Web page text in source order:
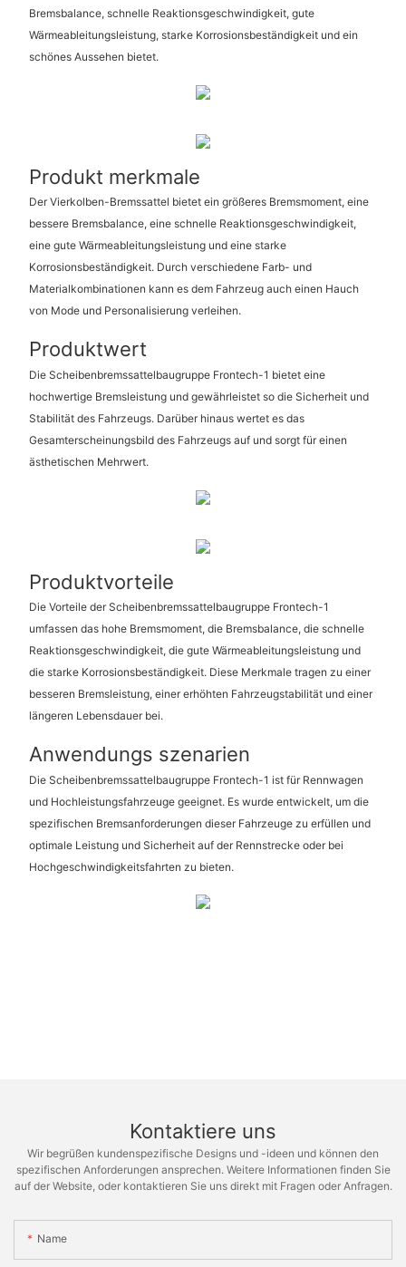
Bremsbalance, schnelle Reaktionsgeschwindigkeit, gute
Wärmeableitungsleistung, starke Korrosionsbeständigkeit und ein
schönes Aussehen bietet.
Produkt merkmale
Der Vierkolben-Bremssattel bietet ein größeres Bremsmoment, eine
bessere Bremsbalance, eine schnelle Reaktionsgeschwindigkeit,
eine gute Wärmeableitungsleistung und eine starke
Korrosionsbeständigkeit. Durch verschiedene Farb- und
Materialkombinationen kann es dem Fahrzeug auch einen Hauch
von Mode und Personalisierung verleihen.
Produktwert
Die Scheibenbremssattelbaugruppe Frontech-1 bietet eine
hochwertige Bremsleistung und gewährleistet so die Sicherheit und
Stabilität des Fahrzeugs. Darüber hinaus wertet es das
Gesamterscheinungsbild des Fahrzeugs auf und sorgt für einen
ästhetischen Mehrwert.
Produktvorteile
Die Vorteile der Scheibenbremssattelbaugruppe Frontech-1
umfassen das hohe Bremsmoment, die Bremsbalance, die schnelle
Reaktionsgeschwindigkeit, die gute Wärmeableitungsleistung und
die starke Korrosionsbeständigkeit. Diese Merkmale tragen zu einer
besseren Bremsleistung, einer erhöhten Fahrzeugstabilität und einer
längeren Lebensdauer bei.
Anwendungs szenarien
Die Scheibenbremssattelbaugruppe Frontech-1 ist für Rennwagen
und Hochleistungsfahrzeuge geeignet. Es wurde entwickelt, um die
spezifischen Bremsanforderungen dieser Fahrzeuge zu erfüllen und
optimale Leistung und Sicherheit auf der Rennstrecke oder bei
Hochgeschwindigkeitsfahrten zu bieten.
Kontaktiere uns
Wir begrüßen kundenspezifische Designs und -ideen und können den
spezifischen Anforderungen ansprechen. Weitere Informationen finden Sie
auf der Website, oder kontaktieren Sie uns direkt mit Fragen oder Anfragen.
Name